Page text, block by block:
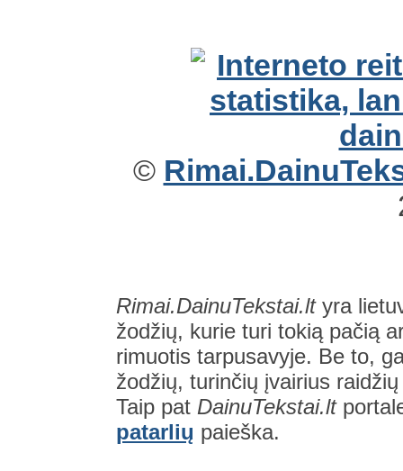
©
Rimai.DainuTekstai.ltyra
žodžių, kurie turi tokią pačią
rimuotis tarpusavyje. Be to,
žodžių, turinčių įvairius
Taip pat DainuTekstai.lt
patarlių paieška.